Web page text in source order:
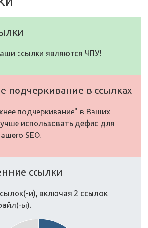
ссылки являются ЧПУ!
подчеркивание в ссылках
подчеркивание" в Ваших
использовать дефис для
SEO.
ссылки
и), включая 2 ссылок
ы).